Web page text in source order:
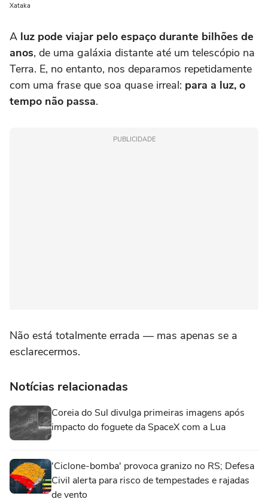
Xataka
A luz pode viajar pelo espaço durante bilhões de
anos, de uma galáxia distante até um telescópio na
Terra. E, no entanto, nos deparamos repetidamente
com uma frase que soa quase irreal: para a luz, o
tempo não passa.
PUBLICIDADE
Não está totalmente errada — mas apenas se a
esclarecermos.
Notícias relacionadas
Coreia do Sul divulga primeiras imagens após
impacto do foguete da SpaceX com a Lua
'Ciclone-bomba' provoca granizo no RS; Defesa
Civil alerta para risco de tempestades e rajadas
de vento